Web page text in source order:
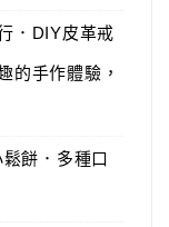
．DIY皮革戒
的手作體驗，
餅．多種口